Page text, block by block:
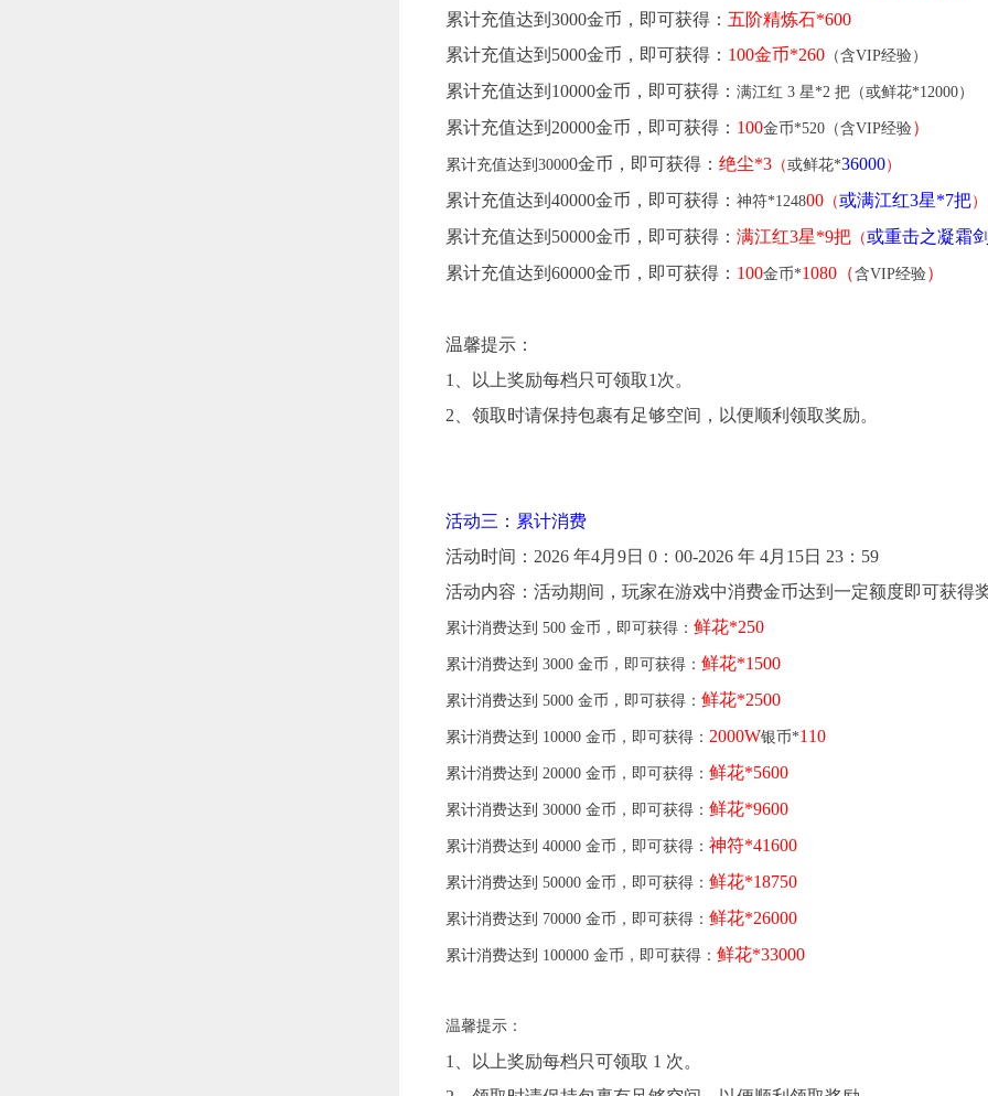
累计充值达到3000金币，即可获得： 五阶精炼石*600
累计充值达到5000金币，即可获得： 100金币*260 （含VIP经验）
累计充值达到10000金币，即可获得： 满江红 3 星*2 把（或鲜花*12000）
累计充值达到20000金币，即可获得： 100金币*520（含VIP经验）
累计充值达到30000金币，即可获得： 绝尘*3 （或鲜花*36000）
累计充值达到40000金币，即可获得： 神符*124800 （或满江红3星*7把）
累计充值达到50000金币，即可获得： 满江红3星*9把 （或重击之凝霜
累计充值达到60000金币，即可获得： 100金币*1080（含VIP经验）
温馨提示：
1、以上奖励每档只可领取1次。
2、领取时请保持包裹有足够空间，以便顺利领取奖励。
活动三：累计消费️
活动时间：2026 年4月9日 0：00-2026 年 4月15日 23：59
活动内容：活动期间，玩家在游戏中消费金币达到一定额度即可获得奖
累计消费达到 500 金币，即可获得： 鲜花*250
累计消费达到 3000 金币，即可获得： 鲜花*1500
累计消费达到 5000 金币，即可获得： 鲜花*2500
累计消费达到 10000 金币，即可获得： 2000W银币*110
累计消费达到 20000 金币，即可获得： 鲜花*5600
累计消费达到 30000 金币，即可获得： 鲜花*9600
累计消费达到 40000 金币，即可获得： 神符*41600
累计消费达到 50000 金币，即可获得： 鲜花*18750
累计消费达到 70000 金币，即可获得： 鲜花*26000
累计消费达到 100000 金币，即可获得： 鲜花*33000
温馨提示：
1、以上奖励每档只可领取 1 次。